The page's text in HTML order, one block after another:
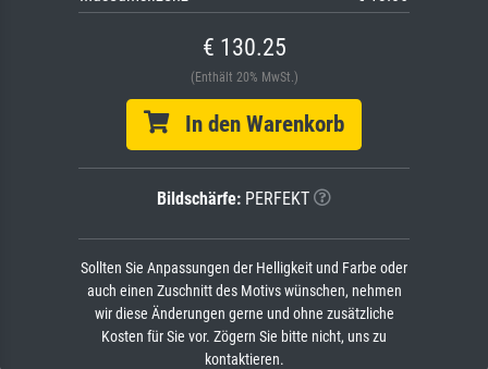
€ 130.25
(Enthält 20% MwSt.)
In den Warenkorb
Bildschärfe: PERFEKT
Sollten Sie Anpassungen der Helligkeit und Farbe oder
auch einen Zuschnitt des Motivs wünschen, nehmen
wir diese Änderungen gerne und ohne zusätzliche
Kosten für Sie vor. Zögern Sie bitte nicht, uns zu
kontaktieren.